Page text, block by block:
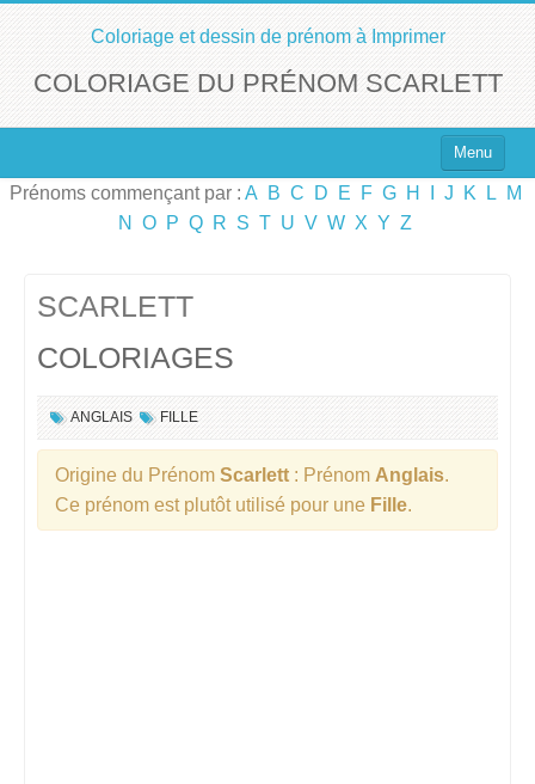
Coloriage et dessin de prénom à Imprimer
COLORIAGE DU PRÉNOM SCARLETT
Menu
Top 100 des Prénoms
Prénoms commençant par : A B C D E F G H J K L
M
N
O P Q R S T U V W X Y Z
SCARLETT
COLORIAGES
ANGLAIS FILLE
Origine du Prénom Scarlett : Prénom Anglais.
Ce prénom est plutôt utilisé pour une Fille.